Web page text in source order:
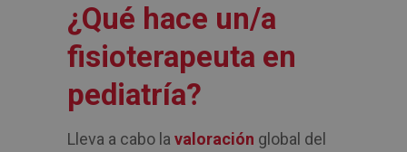
¿Qué hace un/a
fisioterapeuta en
pediatría?
Lleva a cabo la valoración global del